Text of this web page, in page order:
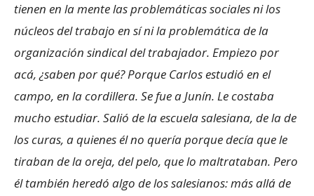
tienen en la mente las problemáticas sociales ni los
núcleos del trabajo en sí ni la problemática de la
organización sindical del trabajador. Empiezo por
acá, ¿saben por qué? Porque Carlos estudió en el
campo, en la cordillera. Se fue a Junín. Le costaba
mucho estudiar. Salió de la escuela salesiana, de la de
los curas, a quienes él no quería porque decía que le
tiraban de la oreja, del pelo, que lo maltrataban. Pero
él también heredó algo de los salesianos: más allá de